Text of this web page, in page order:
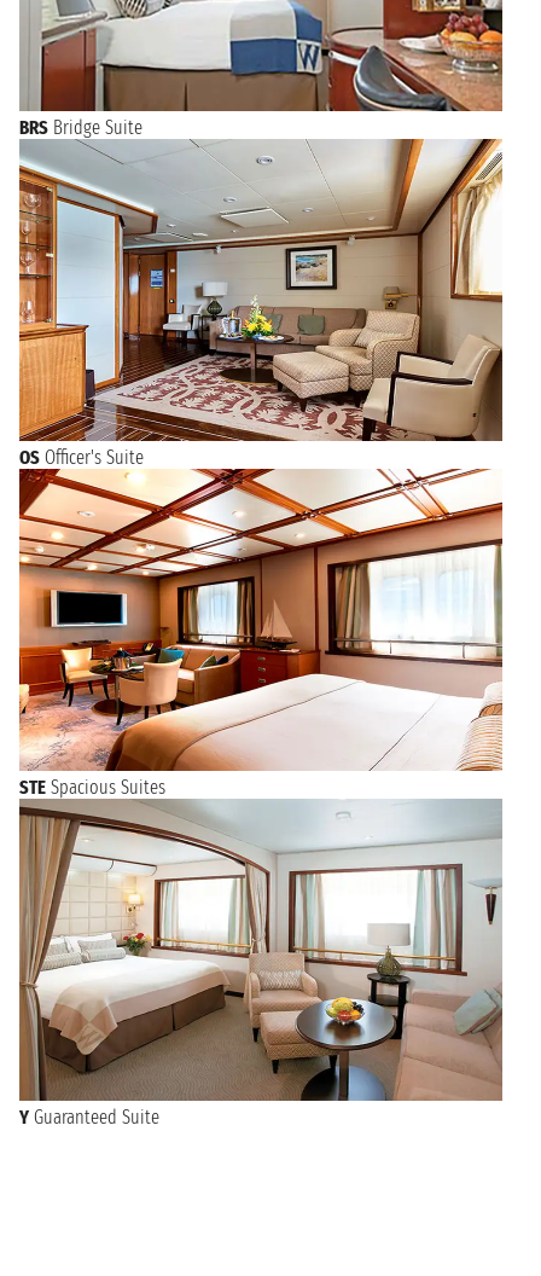
BRS Bridge Suite
OS Officer's Suite
STE Spacious Suites
Y Guaranteed Suite